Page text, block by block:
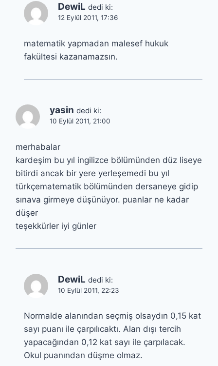
DewiL dedi ki:
12 Eylül 2011, 17:36
matematik yapmadan malesef hukuk
fakültesi kazanamazsın.
yasin dedi ki:
10 Eylül 2011, 21:00
merhabalar
kardeşim bu yıl ingilizce bölümünden düz liseye
bitirdi ancak bir yere yerleşemedi bu yıl
türkçematematik bölümünden dersaneye gidip
sınava girmeye düşünüyor. puanlar ne kadar
düşer
teşekkürler iyi günler
DewiL dedi ki:
10 Eylül 2011, 22:23
Normalde alanından seçmiş olsaydın 0,15 kat
sayı puanı ile çarpılıcaktı. Alan dışı tercih
yapacağından 0,12 kat sayı ile çarpılacak.
Okul puanından düşme olmaz.